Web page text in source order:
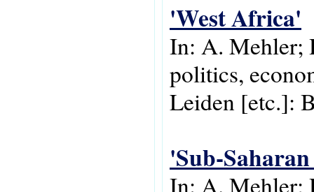
'West Africa'
In: A. Mehler;
politics,
Leiden [etc.]:
'Sub-
In: A. Mehler;